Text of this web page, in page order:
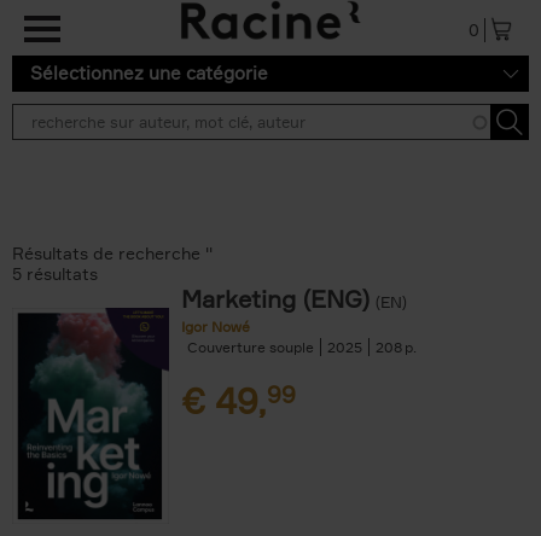
Aller au contenu principal
0
Sélectionnez une catégorie
Résultats de recherche ''
5 résultats
Marketing (ENG) (EN)
Igor Nowé
Couverture souple
2025 208
€ 49,99